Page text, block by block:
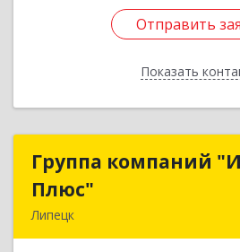
Отправить
Показать
Отправить
Назад
Группа компаний
Плюс"
Липецк
Группа компаний